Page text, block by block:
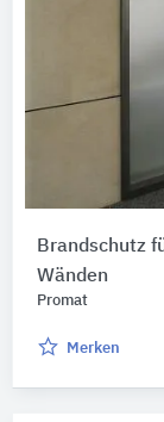
Brandschutz
Wänden
Promat
Merken